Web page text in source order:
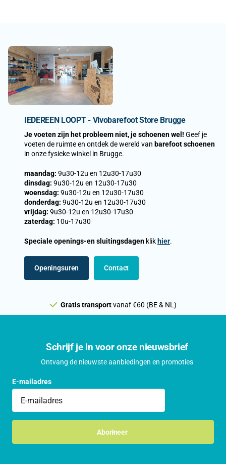
✓ Mensen met
voetklachtendie al veel geprobeerd hebben
✓ Sporters die blessurevrij willen trainen en herstellen
✓ Iedereen metbrede voeten
✓ Ouders diegezonde schoenen voor hun kinderen
✓ Mensen die
bewust kiezen
Wat biedt IEDEREEN LOOPT?
Topmerken Barefoot Schoenen
Vivobarefoot, Lems, Xero Shoes, Vibram Fivefingers, Doghammer,
El Naturalista, Koel, Barebarics, Be Lenka en meer
Teensokken & accessoires
Grootste collectie Injinji teensokken van België en Nederland •
Correct Toes teenspreiders • Waterdichte AVO tabi-sokken
Persoonlijk advies in onze fysieke winkel
Is het je eerste of je tiende paar barefoot schoenen? Wij helpen je de
juiste keuze te maken.
IEDEREEN LOOPT - Vivobarefoot Store Brugge
Je voeten zijn het probleem niet, je schoenen wel! Geef je
voeten de ruimte en ontdek de wereld van barefoot schoenen
in onze fysieke winkel in Brugge.
maandag: 9u30-12u en 12u30-17u30
dinsdag: 9u30-12u en 12u30-17u30
woensdag: 9u30-12u en 12u30-17u30
donderdag: 9u30-12u en 12u30-17u30
vrijdag: 9u30-12u en 12u30-17u30
zaterdag: 10u-17u30
Speciale openings-en sluitingsdagen klik hier.
Openingsuren Contact
Gratis transportvanaf €60 (BE & NL)
Schrijf je in voor onze nieuwsbrief
Ontvang de nieuwste aanbiedingen en promoties
E-mailadres
Abonneer